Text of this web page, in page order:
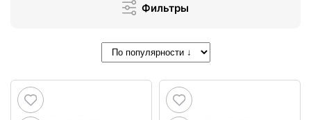
Фильтры